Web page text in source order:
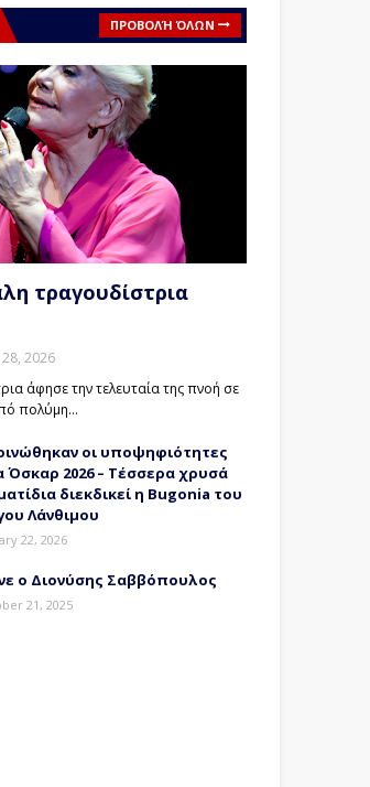
ΠΡΟΒΟΛΉ ΌΛΩΝ
τραγουδίστρια
2026
άφησε την τελευταία της πνοή σε
πολύμη…
οι υποψηφιότητες
Όσκαρ 2026 – Τέσσερα χρυσά
διεκδικεί η Bugonia του
Λάνθιμου
22, 2026
ο Διονύσης Σαββόπουλος
21, 2025